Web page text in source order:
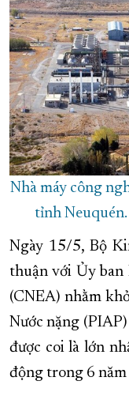
Nhà máy công
tỉnh
Ngày 15/5, Bộ
thuận với Ủy ban
(CNEA) nhằm
Nước nặng
được coi là lớn
động trong 6 năm